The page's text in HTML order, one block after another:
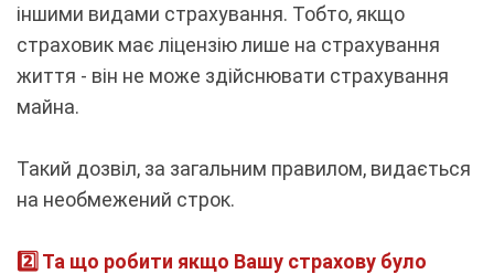
іншими видами страхування. Тобто, якщо
страховик має ліцензію лише на страхування
життя - він не може здійснювати страхування
майна.
Такий дозвіл, за загальним правилом, видається
на необмежений строк.
2️⃣ Та що робити якщо Вашу страхову було